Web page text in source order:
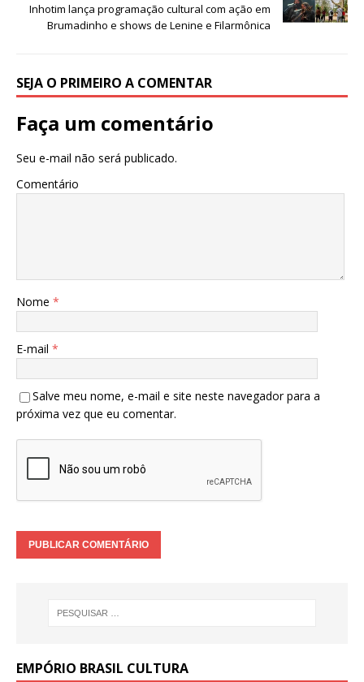
Inhotim lança programação cultural com ação em
Brumadinho e shows de Lenine e Filarmônica
SEJA O PRIMEIRO A COMENTAR
Faça um comentário
Seu e-mail não será publicado.
Comentário
Nome *
E-mail *
Salve meu nome, e-mail e site neste navegador para a
próxima vez que eu comentar.
EMPÓRIO BRASIL CULTURA